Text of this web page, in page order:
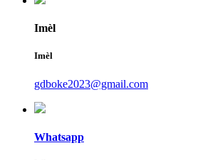
Imèl
Imèl
gdboke2023@gmail.com
Whatsapp